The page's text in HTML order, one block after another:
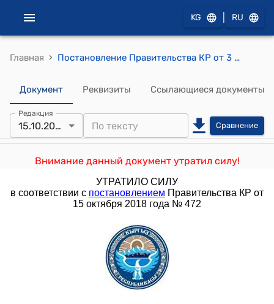
KG RU
Главная › Постановление Правительства КР от 3 апреля 2018 года № 182 "О проекте Закона Кыргызской Республики "О внесении изменений в некоторые законодательные акты Кыргызской Республики" (в Закон Кыргызской Республики "Об образовании", Закон Кыргызской Республики "О дошкольном образовании")"
Документ Реквизиты Ссылающиеся документы
Редакция
15.10.2018 Сравнение
Внимание данный документ утратил силу!